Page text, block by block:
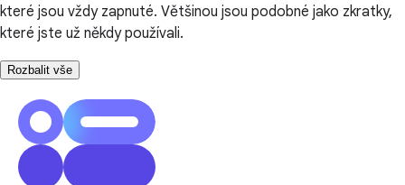
které jsou vždy zapnuté. Většinou jsou podobné jako zkratky,
které jste už někdy používali.
Rozbalit vše